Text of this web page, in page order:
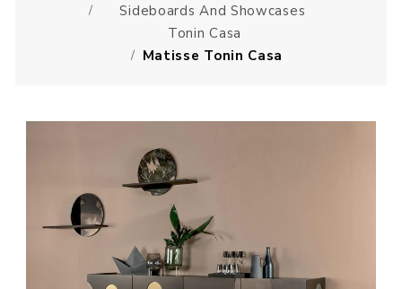
Sideboards And Showcases
Tonin Casa
Matisse Tonin Casa